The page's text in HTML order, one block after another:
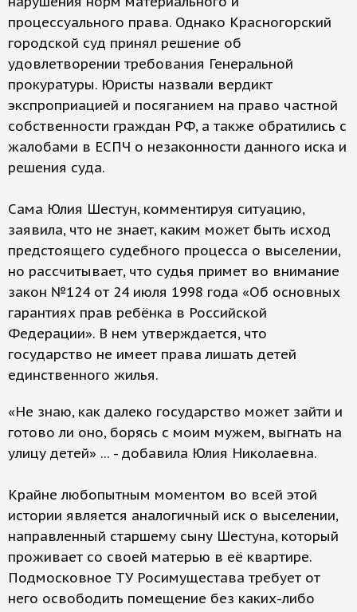
процессуального права. Однако Красногорский
городской суд принял решение об
удовлетворении требования Генеральной
прокуратуры. Юристы назвали вердикт
экспроприацией и посяганием на право частной
собственности граждан РФ, а также обратились с
жалобами в ЕСПЧ о незаконности данного иска и
решения суда.
Сама Юлия Шестун, комментируя ситуацию,
заявила, что не знает, каким может быть исход
предстоящего судебного процесса о выселении,
но рассчитывает, что судья примет во внимание
закон №124 от 24 июля 1998 года «Об основных
гарантиях прав ребёнка в Российской
Федерации». В нем утверждается, что
государство не имеет права лишать детей
единственного жилья.
«Не знаю, как далеко государство может зайти и
готово ли оно, борясь с моим мужем, выгнать на
улицу детей» ... - добавила Юлия Николаевна.
Крайне любопытным моментом во всей этой
истории является аналогичный иск о выселении,
направленный старшему сыну Шестуна, который
проживает со своей матерью в её квартире.
Подмосковное ТУ Росимущестава требует от
него освободить помещение без каких-либо